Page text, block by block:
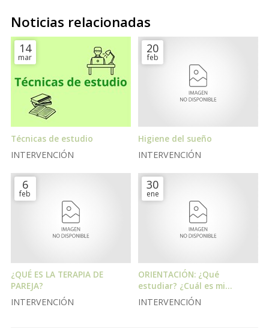
Noticias relacionadas
14
mar
Técnicas de estudio
INTERVENCIÓN
20
feb
Higiene del sueño
INTERVENCIÓN
6
feb
¿QUÉ ES LA TERAPIA DE
PAREJA?
INTERVENCIÓN
30
ene
ORIENTACIÓN: ¿Qué
estudiar? ¿Cuál es mi
vocación?
INTERVENCIÓN